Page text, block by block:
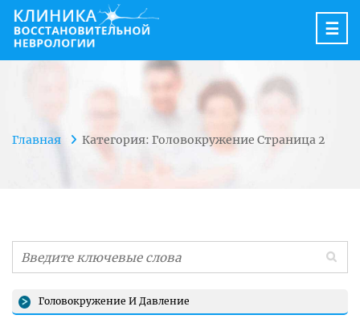
☰
Главная Категория: Головокружение Страница 2
Головокружение И Давление